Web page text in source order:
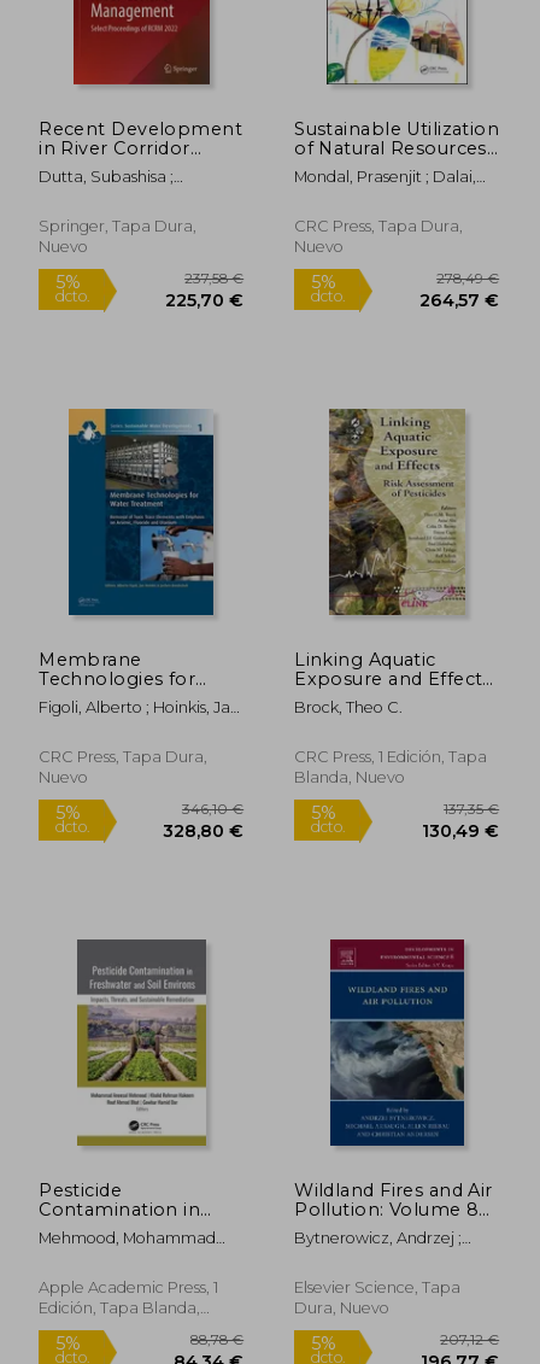
dcto. 147,40 € dcto.
Recent Development
in River Corridor
Management: Select
Proceedings of Rcrm
Dutta, Subashisa ;
Springer, Tapa Dura,
Nuevo
5%
dcto. 225,70 €
Sustainable Utilization
of Natural Resources
(en Inglés)
Mondal, Prasenjit ; Dalai,
CRC Press, Tapa Dura,
Nuevo
5%
dcto. 264,57
Membrane
Technologies for
Water Treatment:
Removal of Toxic
Emphasis on Arsenic,
Fluoride and Uranium
Figoli, Alberto ; Hoinkis, Jan
CRC Press, Tapa Dura,
Nuevo
Linking Aquatic
Exposure and Effects:
Risk Assessment of
Pesticides (en Inglés)
Brock, Theo C.
CRC Press, 1 Edición, Tapa
Blanda, Nuevo
Pesticide
Contamination in
Freshwater and Soil
Environs: Impacts,
Sustainable
Remediation (en
Mehmood, Mohammad
Rehman ; Bhat, Rouf
Ahmad
Apple Academic Press, 1
Edición, Tapa Blanda,
Nuevo
Wildland Fires and Air
Pollution: Volume 8
(en Inglés)
Bytnerowicz, Andrzej ;
Allen
Elsevier Science, Tapa
Dura, Nuevo